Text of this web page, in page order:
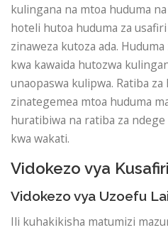
kulingana na mtoa huduma
hoteli hutoa huduma za
zinaweza kutoza ada.
kwa kawaida hutozwa
unaopaswa kulipwa. Ratiba
zinategemea mtoa huduma
huratibiwa na ratiba za
kwa wakati.
Vidokezo vya
Vidokezo vya Uzoefu
Ili kuhakikisha matumizi